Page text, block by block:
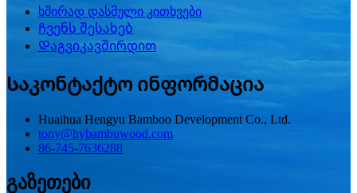
ხშირად დასმული კითხვები
Ჩვენს შესახებ
Დაგვიკავშირდით
Საკონტაქტო ინფორმაცია
Huaihua Hengyu Bamboo Development Co., Ltd.
tony@hybambuwood.com
86-745-7636288
გაზეთები